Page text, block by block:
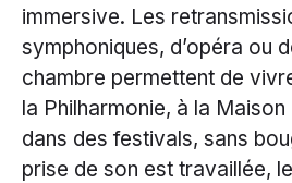
immersive. Les
symphoniques, d’opéra ou
chambre permettent de
la Philharmonie, à la
dans des festivals, sans
prise de son est travaillée,